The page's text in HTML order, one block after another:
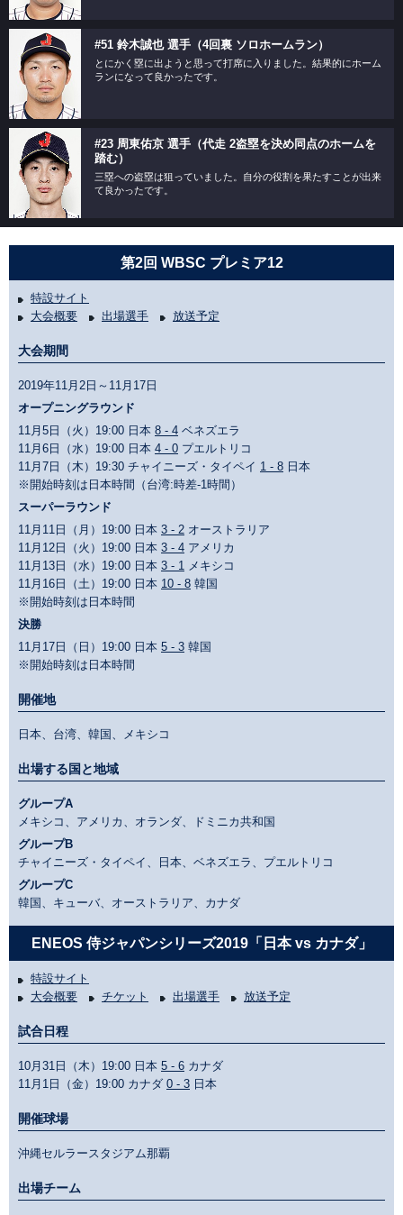
#51 鈴木誠也 選手（4回裏 ソロホームラン）
とにかく塁に出ようと思って打席に入りました。結果的にホーム
ランになって良かったです。
#23 周東佑京 選手（代走 2盗塁を決め同点のホームを
踏む）
三塁への盗塁は狙っていました。自分の役割を果たすことが出来
て良かったです。
第2回 WBSC プレミア12
特設サイト
大会概要
出場選手 放送予定
大会期間
2019年11月2日～11月17日
オープニングラウンド
11月5日（火）19:00 日本 8 - 4 ベネズエラ
11月6日（水）19:00 日本 4 - 0 プエルトリコ
11月7日（木）19:30 チャイニーズ・タイペイ 1 - 8 日本
※開始時刻は日本時間（台湾:時差-1時間）
スーパーラウンド
11月11日（月）19:00 日本 3 - 2 オーストラリア
11月12日（火）19:00 日本 3 - 4 アメリカ
11月13日（水）19:00 日本 3 - 1 メキシコ
11月16日（土）19:00 日本 10 - 8 韓国
※開始時刻は日本時間
決勝
11月17日（日）19:00 日本 5 - 3 韓国
※開始時刻は日本時間
開催地
日本、台湾、韓国、メキシコ
出場する国と地域
グループA
メキシコ、アメリカ、オランダ、ドミニカ共和国
グループB
チャイニーズ・タイペイ、日本、ベネズエラ、プエルトリコ
グループC
韓国、キューバ、オーストラリア、カナダ
ENEOS 侍ジャパンシリーズ2019「日本 vs カナダ」
特設サイト
大会概要
チケット 出場選手 放送予定
試合日程
10月31日（木）19:00 日本 5 - 6 カナダ
11月1日（金）19:00 カナダ 0 - 3 日本
開催球場
沖縄セルラースタジアム那覇
出場チーム